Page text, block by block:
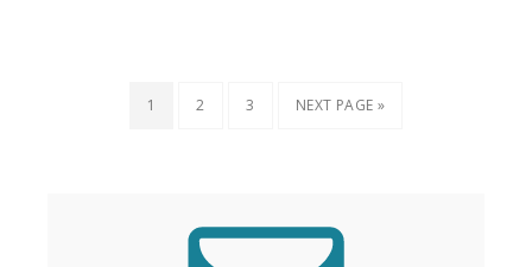
1 2 3 NEXT PAGE »